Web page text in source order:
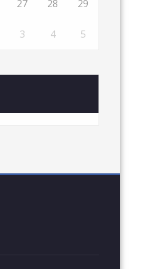
27 28 29
3 4 5